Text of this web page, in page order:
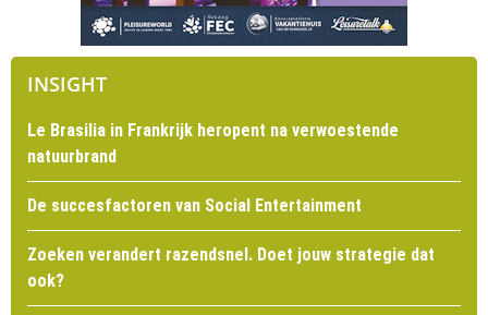
INSIGHT
Le Brasilia in Frankrijk heropent na verwoestende
natuurbrand
De succesfactoren van Social Entertainment
Zoeken verandert razendsnel. Doet jouw strategie dat
ook?